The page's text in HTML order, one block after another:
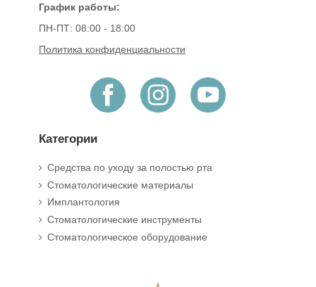
График работы:
ПН-ПТ: 08:00 - 18:00
Политика конфиденциальности
Категории
Средства по уходу за полостью рта
Стоматологические материалы
Имплантология
Стоматологические инструменты
Стоматологическое оборудование